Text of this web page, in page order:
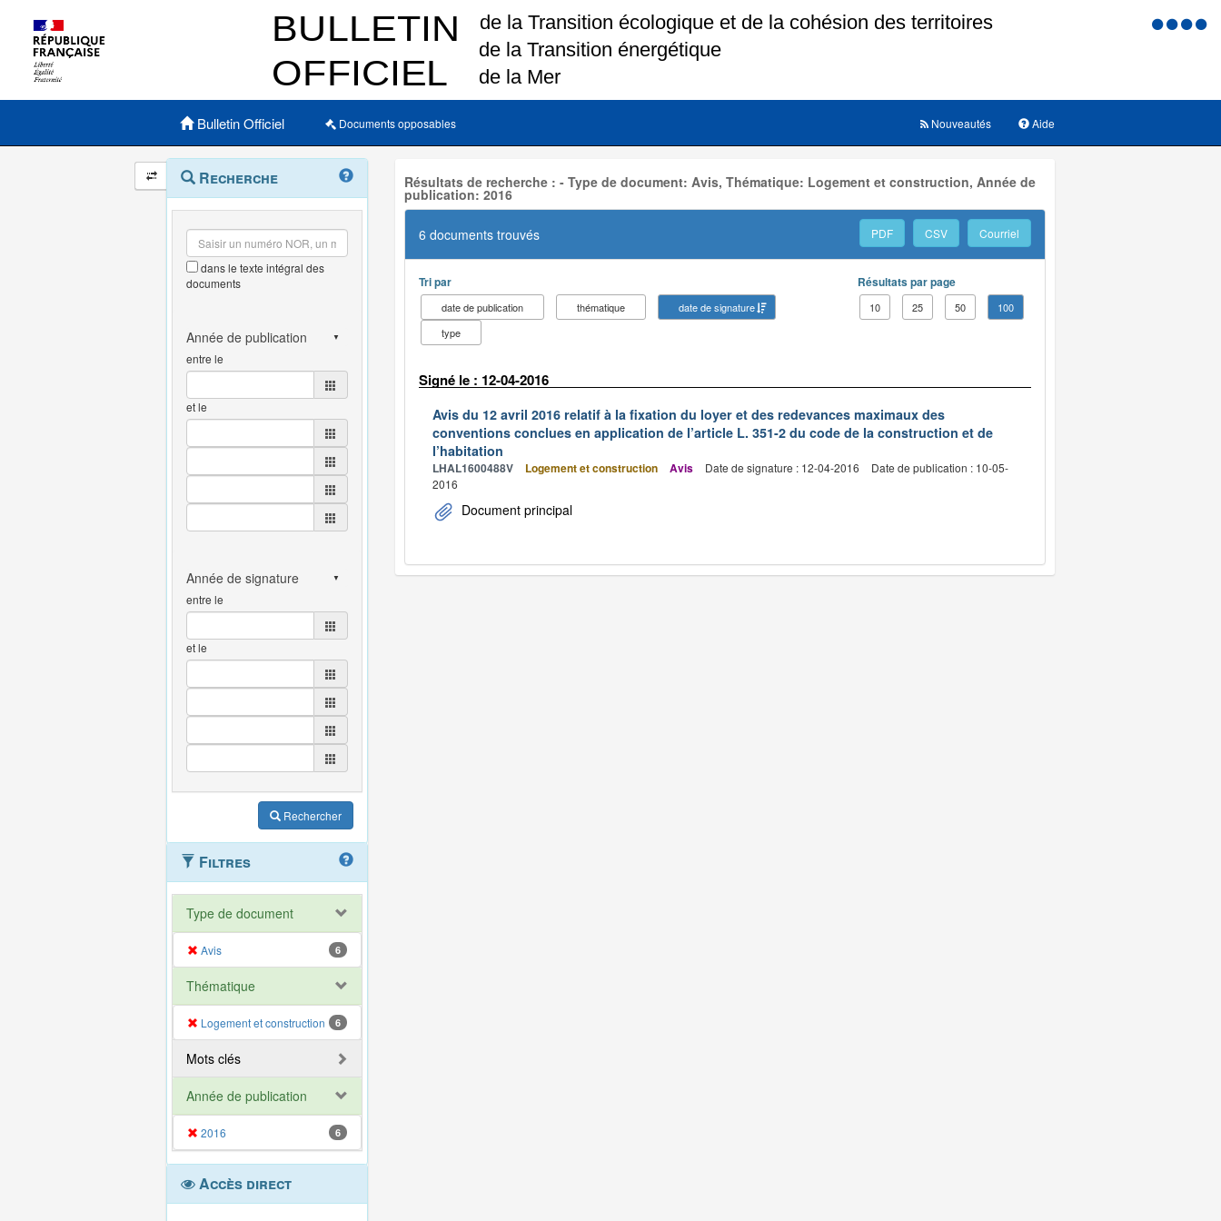
Menu
Menu principal
Bulletin Officiel Documents opposables Aide
Nouveautés
Navigation
et
outils
annexes
Menu
contextuel
Recherche
dans le texte intégral des
documents
entre le
et le
entre le
et le
Rechercher
Filtres
Type de document
Avis 6
Thématique
Logement et construction 6
Mots clés
Année de publication
2016 6
Accès direct
Résultats de recherche : - Type de document: Avis, Thématique: Logement et construction, Année de
publication: 2016
6 documents trouvés PDF CSV Courriel
Tri par
date de publication thématique
date de signature
type
Résultats par page
10 25 50 100
Signé le : 12-04-2016
Avis du 12 avril 2016 relatif à la fixation du loyer et des redevances maximaux des
conventions conclues en application de l’article L. 351-2 du code de la construction et de
l’habitation
LHAL1600488V Logement et construction Avis Date de signature : 12-04-2016
Date de publication : 10-05-
2016
Document principal